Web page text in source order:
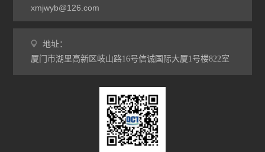
xmjwyb@126.com
地址：
厦门市湖里高新区岐山路16号信诚国际大厦1号楼822室